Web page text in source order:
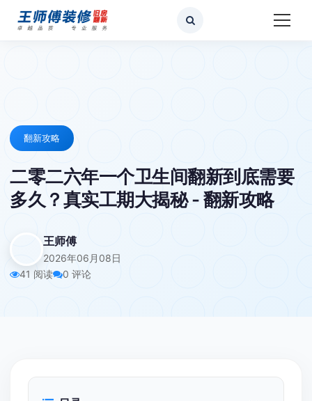
翻新攻略
二零二六年一个卫生间翻新到底需要
多久？真实工期大揭秘 - 翻新攻略
王师傅
2026年06月08日
41 阅读
0 评论